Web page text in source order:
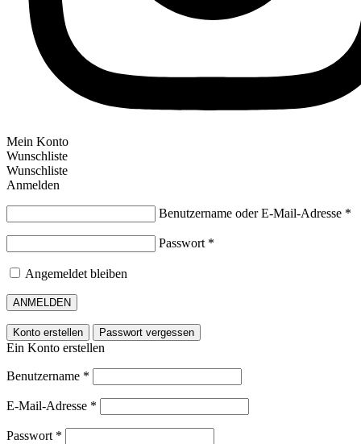
Mein Konto
Wunschliste
Wunschliste
Anmelden
Benutzername oder E-Mail-Adresse *
Passwort *
Angemeldet bleiben
ANMELDEN
Konto erstellen Passwort vergessen
Ein Konto erstellen
Benutzername *
E-Mail-Adresse *
Passwort *